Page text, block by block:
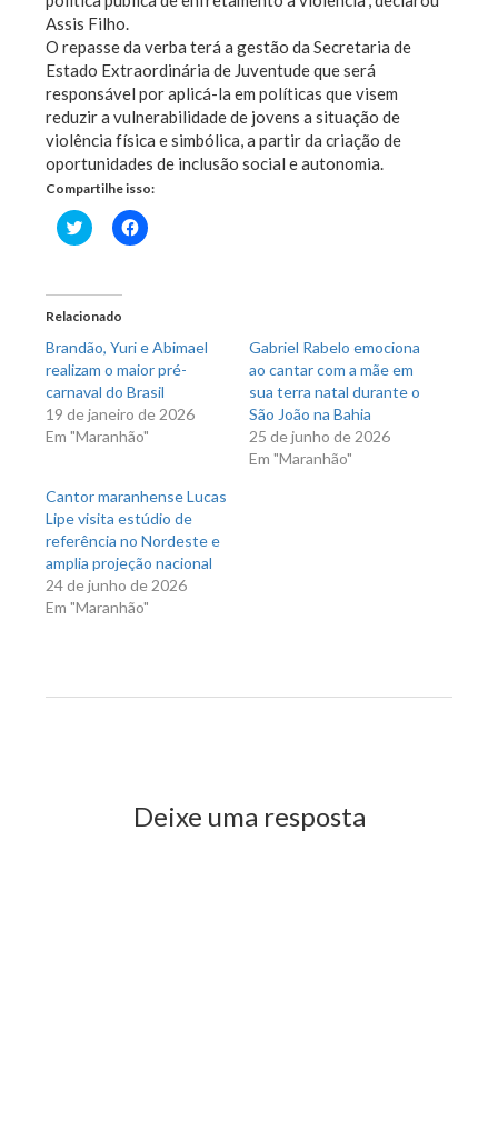
Assis Filho.
O repasse da verba terá a gestão da Secretaria de
Estado Extraordinária de Juventude que será
responsável por aplicá-la em políticas que visem
reduzir a vulnerabilidade de jovens a situação de
violência física e simbólica, a partir da criação de
oportunidades de inclusão social e autonomia.
Compartilhe isso:
Clique
para
em
nova
janela)
Clique
para
Relacionado
Brandão, Yuri e Abimael
realizam o maior pré-
carnaval do Brasil
19 de janeiro de 2026
Em "Maranhão"
Gabriel Rabelo emociona
ao cantar com a mãe em
sua terra natal durante o
São João na Bahia
25 de junho de 2026
Em "Maranhão"
Cantor maranhense Lucas
Lipe visita estúdio de
referência no Nordeste e
amplia projeção nacional
24 de junho de 2026
Em "Maranhão"
Deixe uma resposta